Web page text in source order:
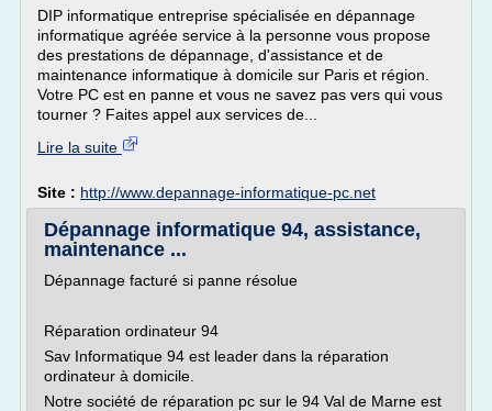
DIP informatique entreprise spécialisée en dépannage
informatique agréée service à la personne vous propose
des prestations de dépannage, d'assistance et de
maintenance informatique à domicile sur Paris et région.
Votre PC est en panne et vous ne savez pas vers qui vous
tourner ? Faites appel aux services de...
Lire la suite
Site : http://www.depannage-informatique-pc.net
Dépannage informatique 94, assistance,
maintenance ...
Dépannage facturé si panne résolue
Réparation ordinateur 94
Sav Informatique 94 est leader dans la réparation
ordinateur à domicile.
Notre société de réparation pc sur le 94 Val de Marne est